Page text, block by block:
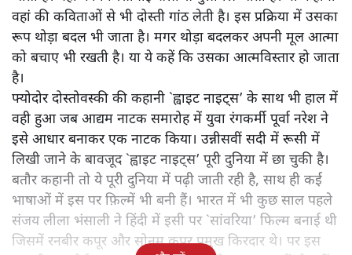
वहां की कविताओं से भी दोस्ती गांठ लेती है। इस प्रक्रिया में उसका
रूप थोड़ा बदल भी जाता है। मगर थोड़ा बदलकर अपनी मूल आत्मा
को बचाए भी रखती है। या ये कहें कि उसका आत्मविस्तार हो जाता
है।
फ्योदोर दोस्तोवस्की की कहानी `ह्वाइट नाइट्स’ के साथ भी हाल में
वही हुआ जब आद्यम नाटक समारोह में युवा रंगकर्मी पूर्वा नरेश ने
इसे आधार बनाकर एक नाटक किया। उन्नीसवीं सदी में रूसी में
लिखी जाने के बावजूद `ह्वाइट नाइट्स’ पूरी दुनिया में छा चुकी है।
बतौर कहानी तो ये पूरी दुनिया में पढ़ी जाती रही है, साथ ही कई
भाषाओं में इस पर फ़िल्में भी बनी हैं। भारत में भी कुछ साल पहले
संजय लीला भंसाली ने हिंदी में इसी पर `सांवरिया’ फिल्म बनाई थी
जिसमें रनबीर कपूर और सोनम कपूर प्रमुख किरदार थे। पर इस